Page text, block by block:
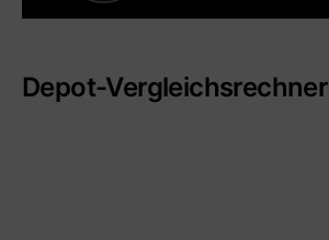
Depot-Vergleichsrechner